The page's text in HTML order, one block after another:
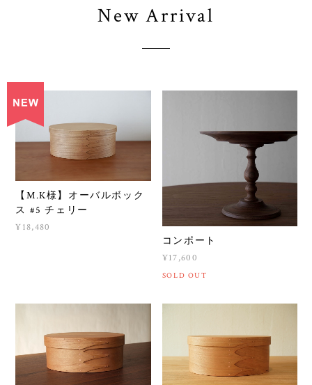
New Arrival
【M.K様】オーバルボック
ス #5 チェリー
¥18,480
コンポート
¥17,600
SOLD OUT